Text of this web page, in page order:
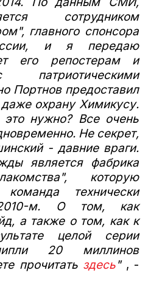
сотрудником
главного спонсора
и я передаю
его репостерам и
Портнов предоставил
охрану Химикусу.
нужно? Все очень
Не секрет,
- давние враги.
является фабрика
которую
технически
м. О том, как
а также о том, как к
целой серии
20 миллинов
прочитать здесь", -